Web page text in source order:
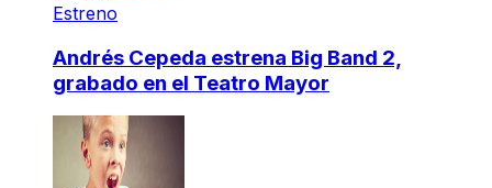
Estreno
Andrés Cepeda estrena Big Band 2,
grabado en el Teatro Mayor